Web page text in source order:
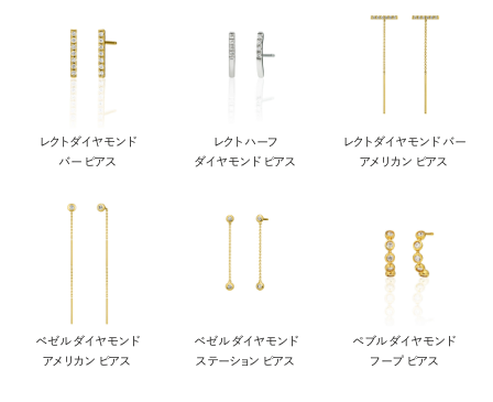
レクト ダイヤモンド
バー ピアス
レクト ハーフ
ダイヤモンド ピアス
レクト ダイヤモンド バー
アメリカン ピアス
ベゼル ダイヤモンド
アメリカン ピアス
ベゼル ダイヤモンド
ステーション ピアス
ペブル ダイヤモンド
フープ ピアス